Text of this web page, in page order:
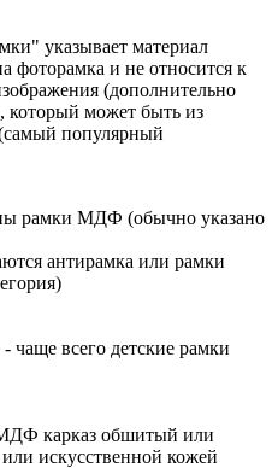
указывает материал
фоторамка и не относится к
(дополнительно
который может быть из
(самый популярный
рамки МДФ (обычно указано
антирамка или рамки
чаще всего детские рамки
карказ обшитый или
искусственной кожей